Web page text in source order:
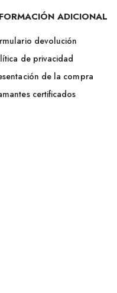
ADICIONAL
devolución
de privacidad
de la compra
certificados